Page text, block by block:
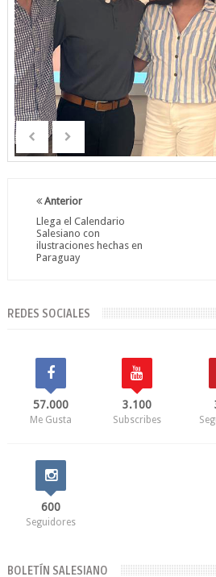
Anterior
Llega el Calendario
Salesiano con
ilustraciones hechas en
Paraguay
REDES SOCIALES
57.000
Me Gusta
3.100
Subscribes
600
Seguidores
BOLETÍN SALESIANO